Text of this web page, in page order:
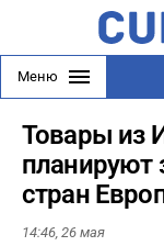
Меню
Товары из
планируют
стран
14:46, 26 мая